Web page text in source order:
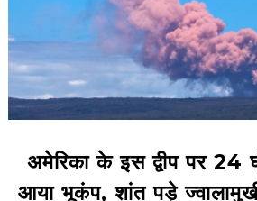
अमेरिका के इस द्वीप पर
आया भूकंप, शांत पड़े